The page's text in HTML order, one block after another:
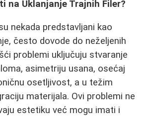
na Uklanjanje Trajnih Filer?
nekada predstavljani kao
često dovode do neželjenih
problemi uključuju stvaranje
asimetriju usana, osećaj
osetljivost, a u težim
materijala. Ovi problemi ne
estetiku već mogu imati i